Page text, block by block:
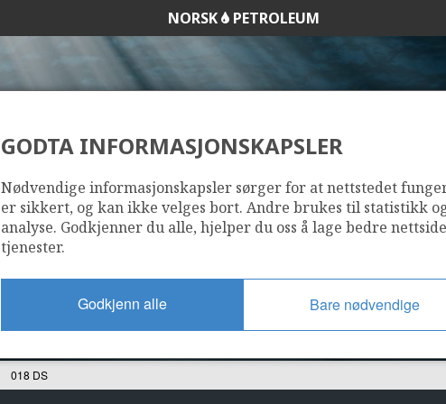
NORSK PETROLEUM
018 DS
018 DS
GODTA INFORMASJONSKAPSLER
Nødvendige informasjonskapsler sørger for at nettstedet
er sikkert, og kan ikke velges bort. Andre brukes til statistikk
analyse. Godkjenner du alle, hjelper du oss å lage bedre
tjenester.
Godkjenn alle Bare nødvendige